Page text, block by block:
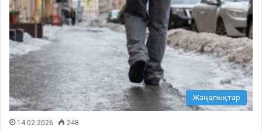
Жаңалықтар
14.02.2026 248